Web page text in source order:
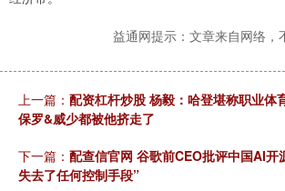
益通网提示：文章来自网络，
上一篇： 配资杠杆炒股 杨毅：哈登堪称职业体
保罗&威少都被他挤走了
下一篇： 配查信官网 谷歌前CEO批评中国AI开
失去了任何控制手段”